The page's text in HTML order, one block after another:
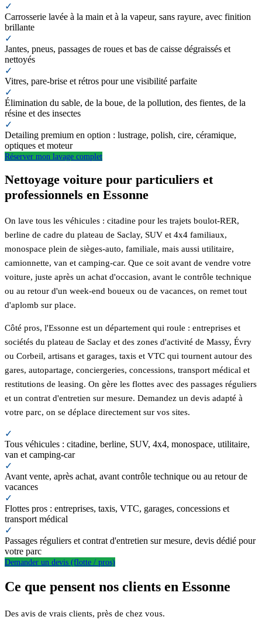
✓
Carrosserie lavée à la main et à la vapeur, sans rayure, avec finition
brillante
✓
Jantes, pneus, passages de roues et bas de caisse dégraissés et
nettoyés
✓
Vitres, pare-brise et rétros pour une visibilité parfaite
✓
Élimination du sable, de la boue, de la pollution, des fientes, de la
résine et des insectes
✓
Detailing premium en option : lustrage, polish, cire, céramique,
optiques et moteur
Réserver mon lavage complet
Nettoyage voiture pour particuliers et
professionnels en Essonne
On lave tous les véhicules : citadine pour les trajets boulot-RER,
berline de cadre du plateau de Saclay, SUV et 4x4 familiaux,
monospace plein de sièges-auto, familiale, mais aussi utilitaire,
camionnette, van et camping-car. Que ce soit avant de vendre votre
voiture, juste après un achat d'occasion, avant le contrôle technique
ou au retour d'un week-end boueux ou de vacances, on remet tout
d'aplomb sur place.
Côté pros, l'Essonne est un département qui roule : entreprises et
sociétés du plateau de Saclay et des zones d'activité de Massy, Évry
ou Corbeil, artisans et garages, taxis et VTC qui tournent autour des
gares, autopartage, conciergeries, concessions, transport médical et
restitutions de leasing. On gère les flottes avec des passages réguliers
et un contrat d'entretien sur mesure. Demandez un devis adapté à
votre parc, on se déplace directement sur vos sites.
✓
Tous véhicules : citadine, berline, SUV, 4x4, monospace, utilitaire,
van et camping-car
✓
Avant vente, après achat, avant contrôle technique ou au retour de
vacances
✓
Flottes pros : entreprises, taxis, VTC, garages, concessions et
transport médical
✓
Passages réguliers et contrat d'entretien sur mesure, devis dédié pour
votre parc
Demander un devis (flotte / pros)
Ce que pensent nos clients en Essonne
Des avis de vrais clients, près de chez vous.